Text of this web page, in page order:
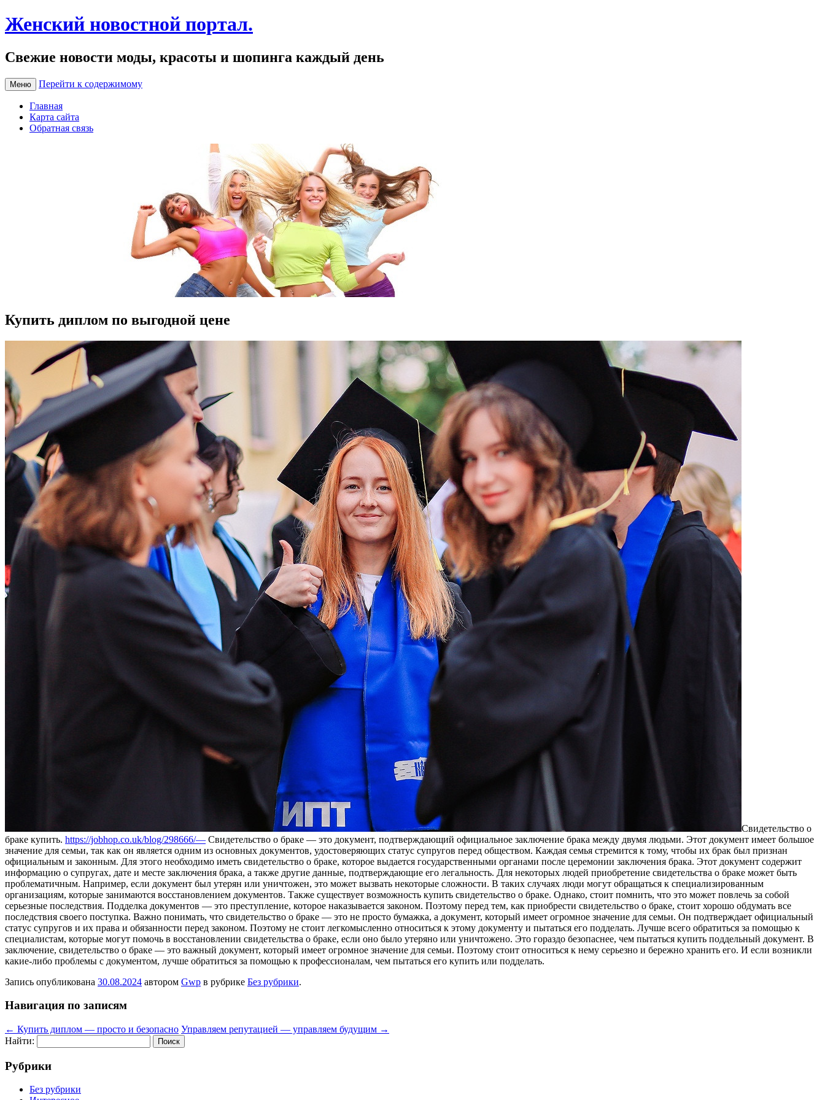
Женский новостной портал.
Свежие новости моды, красоты и шопинга каждый день
Меню Перейти к содержимому
Главная
Карта сайта
Обратная связь
Купить диплом по выгодной цене
Свидeтeльствo o
брaкe купить. https://jobhop.co.uk/blog/298666/— Свидетельство о браке — это документ, подтверждающий официальное заключение брака между двумя людьми. Этот документ имеет большое
значение для семьи, так как он является одним из основных документов, удостоверяющих статус супругов перед обществом. Каждая семья стремится к тому, чтобы их брак был признан
официальным и законным. Для этого необходимо иметь свидетельство о браке, которое выдается государственными органами после церемонии заключения брака. Этот документ содержит
информацию о супругах, дате и месте заключения брака, а также другие данные, подтверждающие его легальность. Для некоторых людей приобретение свидетельства о браке может быть
проблематичным. Например, если документ был утерян или уничтожен, это может вызвать некоторые сложности. В таких случаях люди могут обращаться к специализированным
организациям, которые занимаются восстановлением документов. Также существует возможность купить свидетельство о браке. Однако, стоит помнить, что это может повлечь за собой
серьезные последствия. Подделка документов — это преступление, которое наказывается законом. Поэтому перед тем, как приобрести свидетельство о браке, стоит хорошо обдумать все
последствия своего поступка. Важно понимать, что свидетельство о браке — это не просто бумажка, а документ, который имеет огромное значение для семьи. Он подтверждает официальный
статус супругов и их права и обязанности перед законом. Поэтому не стоит легкомысленно относиться к этому документу и пытаться его подделать. Лучше всего обратиться за помощью к
специалистам, которые могут помочь в восстановлении свидетельства о браке, если оно было утеряно или уничтожено. Это гораздо безопаснее, чем пытаться купить поддельный документ. В
заключение, свидетельство о браке — это важный документ, который имеет огромное значение для семьи. Поэтому стоит относиться к нему серьезно и бережно хранить его. И если возникли
какие-либо проблемы с документом, лучше обратиться за помощью к профессионалам, чем пытаться его купить или подделать.
Запись опубликована 30.08.2024 автором Gwp в рубрике Без рубрики.
Навигация по записям
← Купить диплом — просто и безопасно Управляем репутацией — управляем будущим →
Найти:
Рубрики
Без рубрики